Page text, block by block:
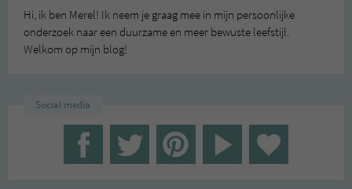
Hi, ik ben Merel! Ik neem je graag mee in mijn persoonlijke
onderzoek naar een duurzame en meer bewuste leefstijl.
Welkom op mijn blog!
Social media